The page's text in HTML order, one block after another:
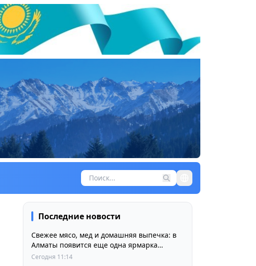
Последние новости
Свежее мясо, мед и домашняя выпечка: в
Алматы появится еще одна ярмарка
выходного дня
Сегодня 11:14